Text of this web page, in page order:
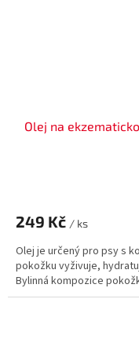
Olej na
249 Kč / ks
Olej je určený pro psy s
pokožku vyživuje,
Bylinná kompozice